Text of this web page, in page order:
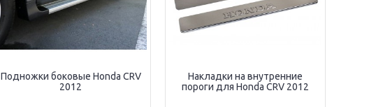
Подножки боковые Honda CRV
2012
Накладки на внутренние
пороги для Honda CRV 2012